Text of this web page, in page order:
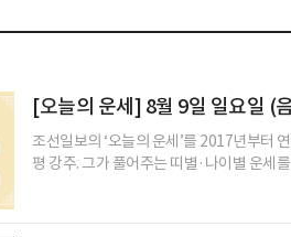
[오늘의 운세] 8월 9일 일요일 (
조선일보의 ‘오늘의 운세’를 2017년부터
평 강주. 그가 풀어주는 띠별·나이별 운세